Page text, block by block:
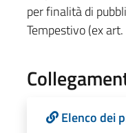
per finalità di
Tempestivo (ex
Elenco dei